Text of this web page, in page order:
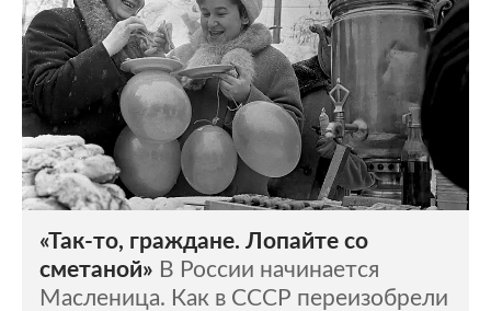
«Так-то, граждане. Лопайте со
сметаной» В России начинается
Масленица. Как в СССР переизобрели